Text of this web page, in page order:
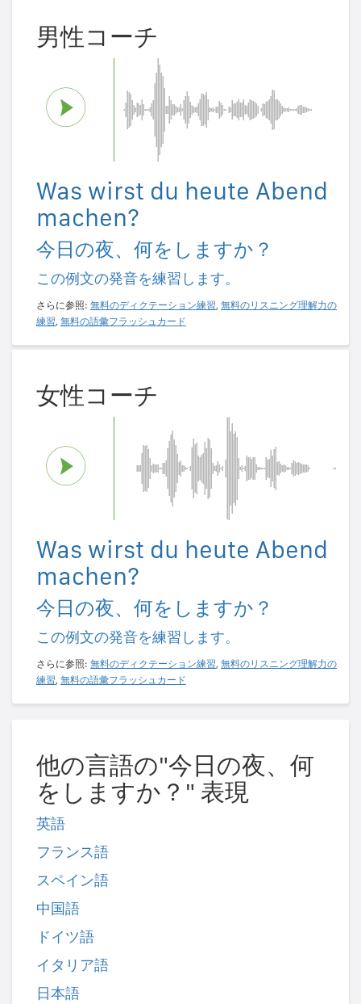
男性コーチ
Was wirst du heute Abend
machen?
今日の夜、何をしますか？
この例文の発音を練習します。
さらに参照: 無料のディクテーション練習, 無料のリスニング理解力の
練習, 無料の語彙フラッシュカード
女性コーチ
Was wirst du heute Abend
machen?
今日の夜、何をしますか？
この例文の発音を練習します。
さらに参照: 無料のディクテーション練習, 無料のリスニング理解力の
練習, 無料の語彙フラッシュカード
他の言語の"今日の夜、何
をしますか？" 表現
英語
フランス語
スペイン語
中国語
ドイツ語
イタリア語
日本語